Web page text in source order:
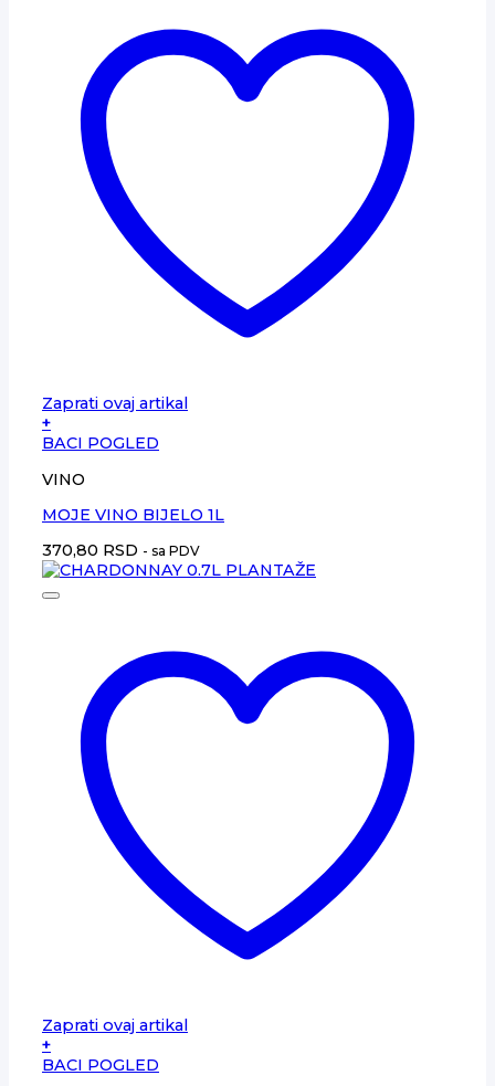
Zaprati ovaj artikal
+
BACI POGLED
VINO
MOJE VINO BIJELO 1L
370,80 RSD - sa PDV
Zaprati ovaj artikal
+
BACI POGLED